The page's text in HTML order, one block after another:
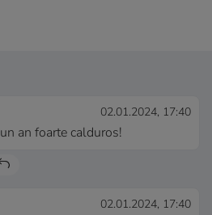
02.01.2024, 17:40
an foarte calduros!
02.01.2024, 17:40